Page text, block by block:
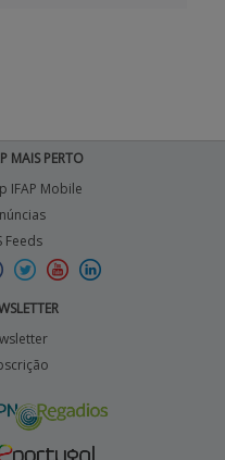
MAIS PERTO
IFAP Mobile
Feeds